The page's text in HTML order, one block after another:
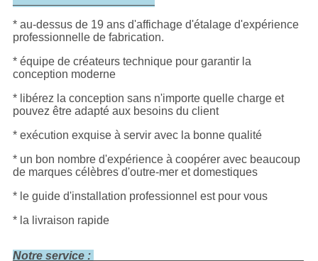
* au-dessus de 19 ans d'affichage d'étalage d'expérience
professionnelle de fabrication.
* équipe de créateurs technique pour garantir la
conception moderne
* libérez la conception sans n'importe quelle charge et
pouvez être adapté aux besoins du client
* exécution exquise à servir avec la bonne qualité
* un bon nombre d'expérience à coopérer avec beaucoup
de marques célèbres d'outre-mer et domestiques
* le guide d'installation professionnel est pour vous
* la livraison rapide
Notre service :